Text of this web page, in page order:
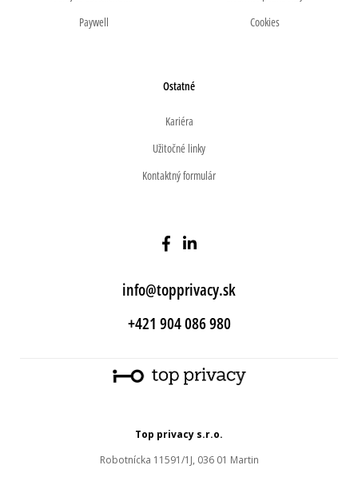
Paywell
Cookies
Ostatné
Kariéra
Užitočné linky
Kontaktný formulár
info@topprivacy.sk
+421 904 086 980
Top privacy s.r.o.
Robotnícka 11591/1J, 036 01 Martin